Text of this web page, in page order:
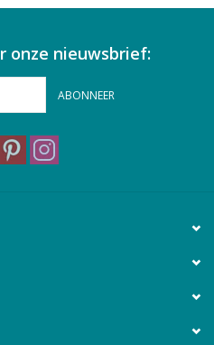
onze nieuwsbrief:
ABONNEER